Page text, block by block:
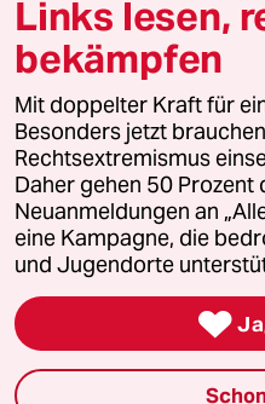
© 2026 taz Verlags und
Alle Rechte vorbehalten. Bei
wenden Sie sich bitte an
Feedback
Leitlinie Informant
Seitenwende
Links lesen,
bekämpfen
Mit doppelter Kraft für
Besonders jetzt
Rechtsextremismus
Daher gehen 50 Prozent
Neuanmeldungen an
eine Kampagne, die
und Jugendorte
